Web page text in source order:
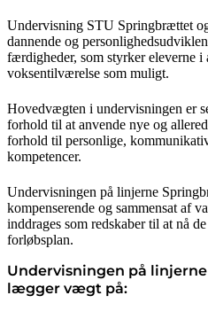
Undervisning STU Springbrættet
dannende og
færdigheder, som styrker eleverne i
voksentilværelse som muligt.
Hovedvægten i undervisningen er
forhold til at anvende nye og
forhold til personlige,
kompetencer.
Undervisningen på linjerne
kompenserende og sammensat af
inddrages som redskaber til at nå
forløbsplan.
Undervisningen på
lægger vægt på: